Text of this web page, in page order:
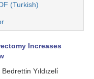
(Turkish)
Increases
Yıldızeli̇